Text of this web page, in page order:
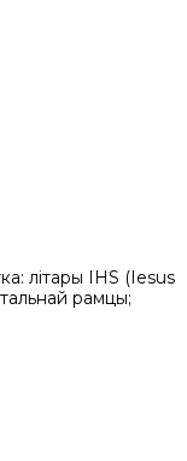
літары IHS (Iesus
рамцы;